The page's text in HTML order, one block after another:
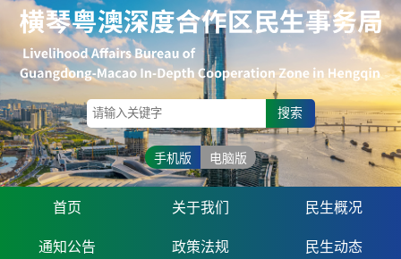
搜索
手机版 电脑版
首页 关于我们 民生概况
通知公告 政策法规 民生动态